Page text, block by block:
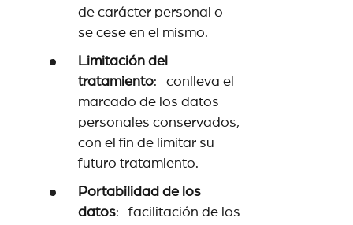
de carácter personal o
se cese en el mismo.
Limitación del
tratamiento: conlleva el
marcado de los datos
personales conservados,
con el fin de limitar su
futuro tratamiento.
Portabilidad de los
datos: facilitación de los